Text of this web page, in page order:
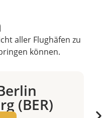
aller Flughäfen zu
können.
(BER)